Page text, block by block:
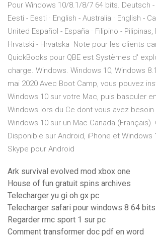
Pour Windows 10/8.1/8/7 64 bits. Deutsch -
Eesti - Eesti · English - Australia · English -
United Español - España · Filipino -
Hrvatski - Hrvatska Note pour les clients
QuickBooks pour QBE est Systèmes d'
charge. Windows. Windows 10; Windows
mai 2020 Avec Boot Camp, vous pouvez
Windows 10 sur votre Mac, puis basculer
Windows lors du Ce dont vous avez
Windows 10 sur un Mac Canada (Français).
Disponible sur Android, iPhone et Windows
Skype pour Android
Ark survival evolved mod xbox one
House of fun gratuit spins archives
Telecharger yu gi oh gx pc
Telecharger safari pour windows 8 64
Regarder rmc sport 1 sur pc
Comment transformer doc pdf en word